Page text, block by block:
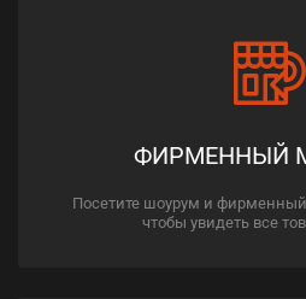
ФИРМЕННЫЙ
Посетите шоурум и
чтобы увидеть все